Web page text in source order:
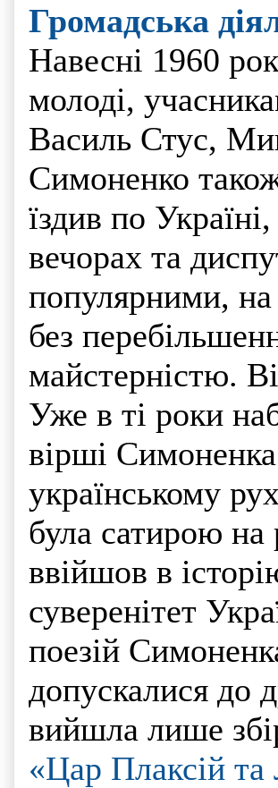
Громадська
Навесні 1960
молоді,
Василь Стус,
Симоненко
їздив по
вечорах та
популярними, на
без
майстерністю.
Уже в ті роки
вірші
українському
була сатирою
ввійшов в
суверенітет
поезій
допускалися до
вийшла лише
«Цар Плаксій та